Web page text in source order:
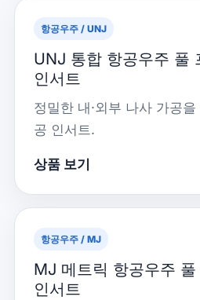
항공우주 / UNJ
UNJ 통합 항공우주 풀
인서트
정밀한 내·외부 나사 가공
공 인서트.
상품 보기
항공우주 / MJ
MJ 메트릭 항공우주
인서트